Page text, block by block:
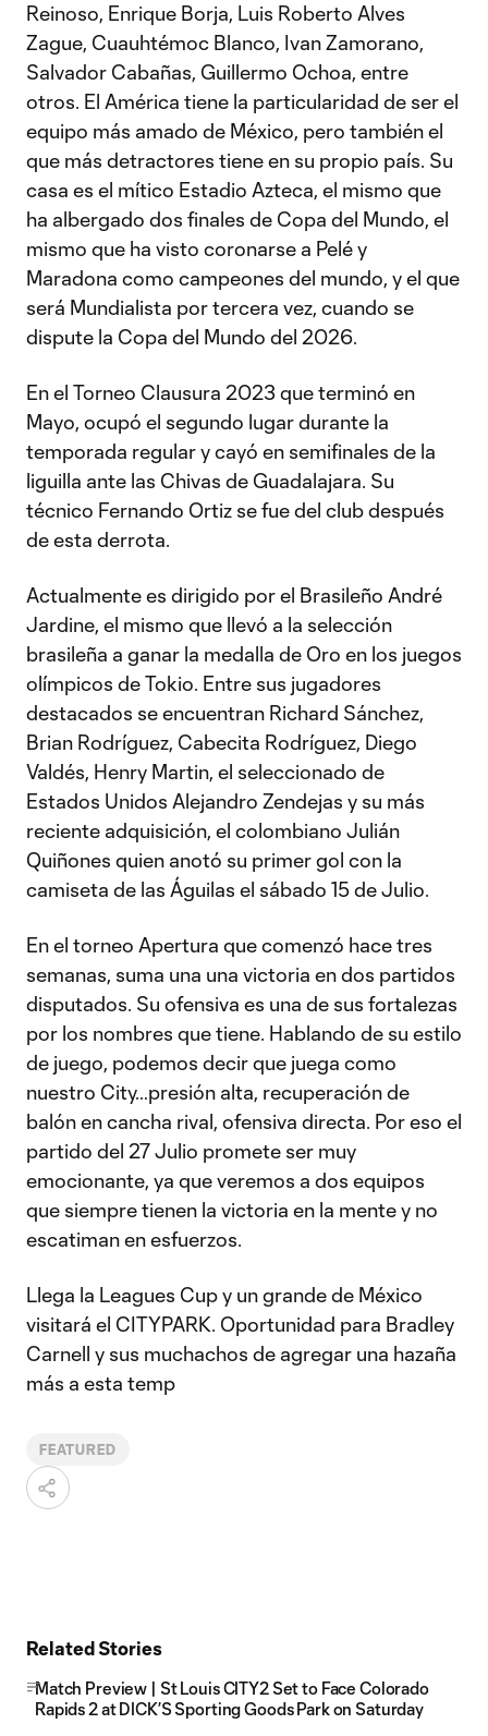
Reinoso, Enrique Borja, Luis Roberto Alves
Zague, Cuauhtémoc Blanco, Ivan Zamorano,
Salvador Cabañas, Guillermo Ochoa, entre
otros. El América tiene la particularidad de ser el
equipo más amado de México, pero también el
que más detractores tiene en su propio país. Su
casa es el mítico Estadio Azteca, el mismo que
ha albergado dos finales de Copa del Mundo, el
mismo que ha visto coronarse a Pelé y
Maradona como campeones del mundo, y el que
será Mundialista por tercera vez, cuando se
dispute la Copa del Mundo del 2026.
En el Torneo Clausura 2023 que terminó en
Mayo, ocupó el segundo lugar durante la
temporada regular y cayó en semifinales de la
liguilla ante las Chivas de Guadalajara. Su
técnico Fernando Ortiz se fue del club después
de esta derrota.
Actualmente es dirigido por el Brasileño André
Jardine, el mismo que llevó a la selección
brasileña a ganar la medalla de Oro en los juegos
olímpicos de Tokio. Entre sus jugadores
destacados se encuentran Richard Sánchez,
Brian Rodríguez, Cabecita Rodríguez, Diego
Valdés, Henry Martin, el seleccionado de
Estados Unidos Alejandro Zendejas y su más
reciente adquisición, el colombiano Julián
Quiñones quien anotó su primer gol con la
camiseta de las Águilas el sábado 15 de Julio.
En el torneo Apertura que comenzó hace tres
semanas, suma una una victoria en dos partidos
disputados. Su ofensiva es una de sus fortalezas
por los nombres que tiene. Hablando de su estilo
de juego, podemos decir que juega como
nuestro City…presión alta, recuperación de
balón en cancha rival, ofensiva directa. Por eso el
partido del 27 Julio promete ser muy
emocionante, ya que veremos a dos equipos
que siempre tienen la victoria en la mente y no
escatiman en esfuerzos.
Llega la Leagues Cup y un grande de México
visitará el CITYPARK. Oportunidad para Bradley
Carnell y sus muchachos de agregar una hazaña
más a esta temp
FEATURED
Related Stories
Match Preview | St Louis CITY2 Set to Face Colorado
Rapids 2 at DICK’S Sporting Goods Park on Saturday